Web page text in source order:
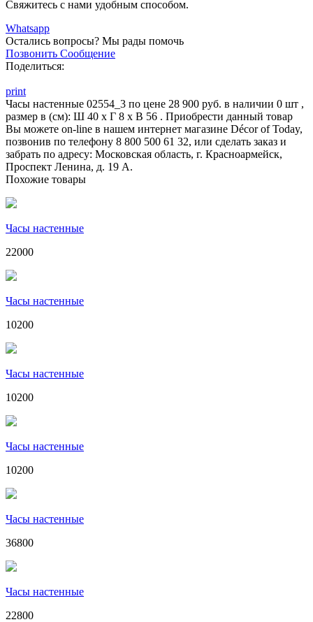
Свяжитесь с нами удобным способом.
Whatsapp
Остались вопросы? Мы рады помочь
Позвонить Сообщение
Поделиться:
print
Часы настенные 02554_3 по цене 28 900 руб. в наличии 0 шт ,
размер в (см): Ш 40 x Г 8 x В 56 . Приобрести данный товар
Вы можете on-line в нашем интернет магазине Décor of Today,
позвонив по телефону 8 800 500 61 32, или сделать заказ и
забрать по адресу: Московская область, г. Красноармейск,
Проспект Ленина, д. 19 А.
Похожие товары
Часы настенные
22000
Часы настенные
10200
Часы настенные
10200
Часы настенные
10200
Часы настенные
36800
Часы настенные
22800